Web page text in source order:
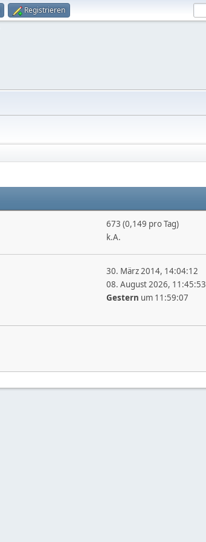
Registrieren
673 (0,149 pro Tag)
k.A.
30. März 2014, 14:04:12
08. August 2026, 11:45:53
Gestern um 11:59:07